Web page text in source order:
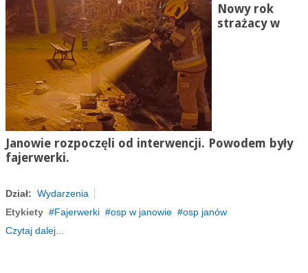
Nowy rok
strażacy w
Janowie rozpoczęli od interwencji. Powodem były
fajerwerki.
Dział: Wydarzenia
Etykiety
Fajerwerki osp w janowie
osp janów
Czytaj dalej...